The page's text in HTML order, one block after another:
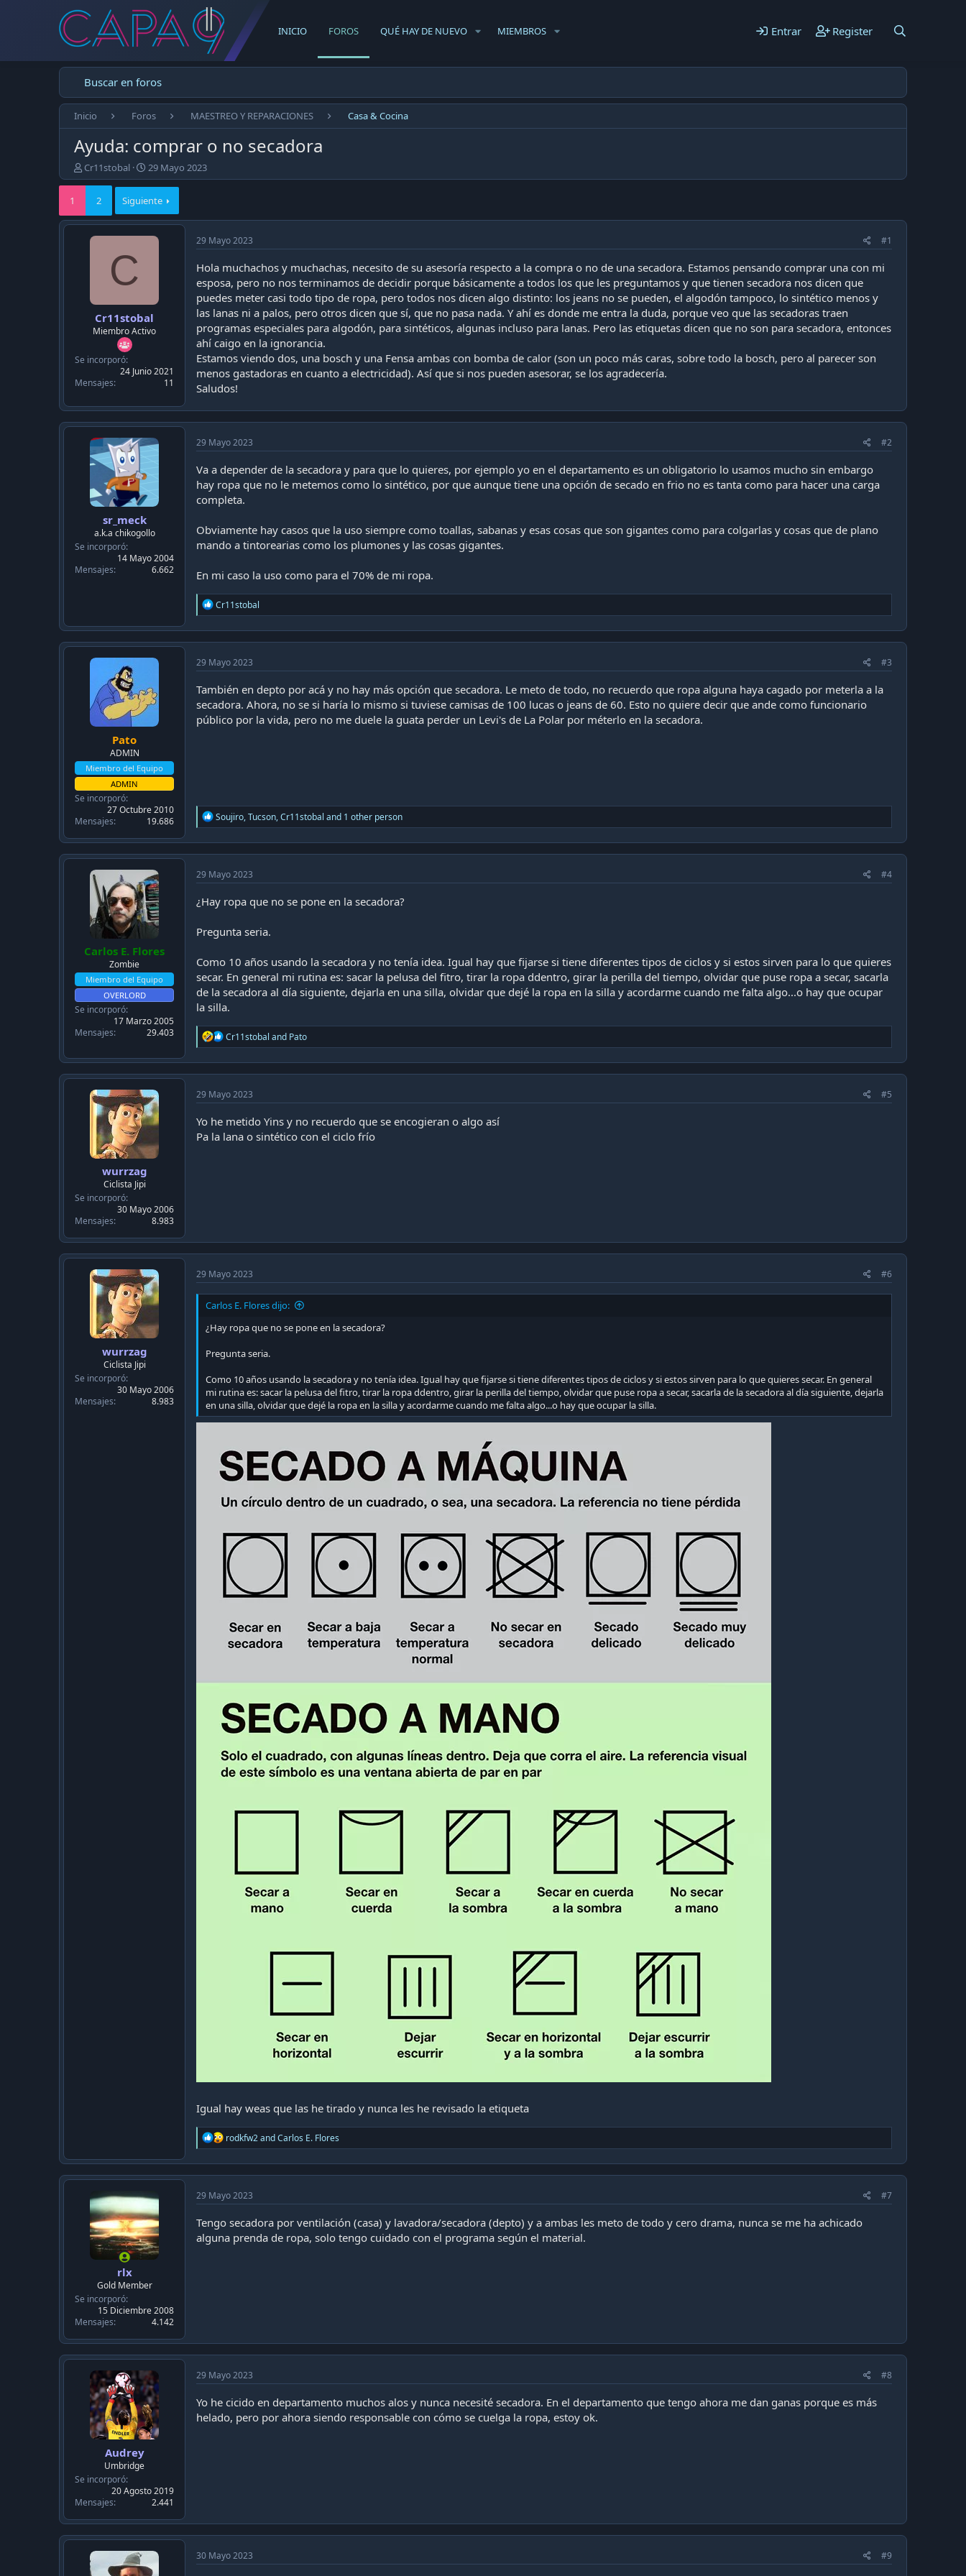
INICIO FOROS QUÉ HAY DE NUEVO MIEMBROS Entrar Register
Buscar en foros
Inicio Foros MAESTREO Y REPARACIONES Casa & Cocina
Ayuda: comprar o no secadora
E
m
z
Cr11stobal
F
e
h
a
i
c
a
ó
29 Mayo 2023
1 2 Siguiente
C
Cr11stobal
Miembro Activo
Se incorporó
24 Junio 2021
Mensajes
11
29 Mayo 2023 #1
Hola muchachos y muchachas, necesito de su asesoría respecto a la compra o no de una secadora. Estamos pensando comprar una con mi
esposa, pero no nos terminamos de decidir porque básicamente a todos los que les preguntamos y que tienen secadora nos dicen que
puedes meter casi todo tipo de ropa, pero todos nos dicen algo distinto: los jeans no se pueden, el algodón tampoco, lo sintético menos y
las lanas ni a palos, pero otros dicen que sí, que no pasa nada. Y ahí es donde me entra la duda, porque veo que las secadoras traen
programas especiales para algodón, para sintéticos, algunas incluso para lanas. Pero las etiquetas dicen que no son para secadora, entonces
ahí caigo en la ignorancia.
Estamos viendo dos, una bosch y una Fensa ambas con bomba de calor (son un poco más caras, sobre todo la bosch, pero al parecer son
menos gastadoras en cuanto a electricidad). Así que si nos pueden asesorar, se los agradecería.
Saludos!
sr_meck
a.k.a chikogollo
Se incorporó
14 Mayo 2004
Mensajes
6.662
29 Mayo 2023 #2
Va a depender de la secadora y para que lo quieres, por ejemplo yo en el departamento es un obligatorio lo usamos mucho sin embargo
hay ropa que no le metemos como lo sintético, por que aunque tiene una opción de secado en frio no es tanta como para hacer una carga
completa.
Obviamente hay casos que la uso siempre como toallas, sabanas y esas cosas que son gigantes como para colgarlas y cosas que de plano
mando a tintorearias como los plumones y las cosas gigantes.
En mi caso la uso como para el 70% de mi ropa.
R
e
i
o
n
s
:
Cr11stobal
Pato
ADMIN
Miembro del Equipo
ADMIN
Se incorporó
27 Octubre 2010
Mensajes
19.686
29 Mayo 2023 #3
También en depto por acá y no hay más opción que secadora. Le meto de todo, no recuerdo que ropa alguna haya cagado por meterla a la
secadora. Ahora, no se si haría lo mismo si tuviese camisas de 100 lucas o jeans de 60. Esto no quiere decir que ande como funcionario
público por la vida, pero no me duele la guata perder un Levi's de La Polar por méterlo en la secadora.
R
e
i
o
s
Soujiro,Tucson,Cr11stobal and 1 other person
Carlos E. Flores
Zombie
Miembro del Equipo
OVERLORD
Se incorporó
17 Marzo 2005
Mensajes
29.403
29 Mayo 2023 #4
¿Hay ropa que no se pone en la secadora?
Pregunta seria.
Como 10 años usando la secadora y no tenía idea. Igual hay que fijarse si tiene diferentes tipos de ciclos y si estos sirven para lo que quieres
secar. En general mi rutina es: sacar la pelusa del fitro, tirar la ropa ddentro, girar la perilla del tiempo, olvidar que puse ropa a secar, sacarla
de la secadora al día siguiente, dejarla en una silla, olvidar que dejé la ropa en la silla y acordarme cuando me falta algo...o hay que ocupar
la silla.
R
e
i
o
s
:
Cr11stobal and Pato
wurrzag
Ciclista Jipi
Se incorporó
30 Mayo 2006
Mensajes
8.983
29 Mayo 2023 #5
Yo he metido Yins y no recuerdo que se encogieran o algo así
Pa la lana o sintético con el ciclo frío
wurrzag
Ciclista Jipi
Se incorporó
30 Mayo 2006
Mensajes
8.983
29 Mayo 2023 #6
Carlos E. Flores dijo:
¿Hay ropa que no se pone en la secadora?
Pregunta seria.
Como 10 años usando la secadora y no tenía idea. Igual hay que fijarse si tiene diferentes tipos de ciclos y si estos sirven para lo que quieres secar. En general
mi rutina es: sacar la pelusa del fitro, tirar la ropa ddentro, girar la perilla del tiempo, olvidar que puse ropa a secar, sacarla de la secadora al día siguiente, dejarla
en una silla, olvidar que dejé la ropa en la silla y acordarme cuando me falta algo...o hay que ocupar la silla.
Igual hay weas que las he tirado y nunca les he revisado la etiqueta
R
e
i
o
s
:
rodkfw2andCarlos E. Flores
rlx
Gold Member
Se incorporó
15 Diciembre 2008
Mensajes
4.142
29 Mayo 2023 #7
Tengo secadora por ventilación (casa) y lavadora/secadora (depto) y a ambas les meto de todo y cero drama, nunca se me ha achicado
alguna prenda de ropa, solo tengo cuidado con el programa según el material.
Audrey
Umbridge
Se incorporó
20 Agosto 2019
Mensajes
2.441
29 Mayo 2023 #8
Yo he cicido en departamento muchos alos y nunca necesité secadora. En el departamento que tengo ahora me dan ganas porque es más
helado, pero por ahora siendo responsable con cómo se cuelga la ropa, estoy ok.
30 Mayo 2023 #9